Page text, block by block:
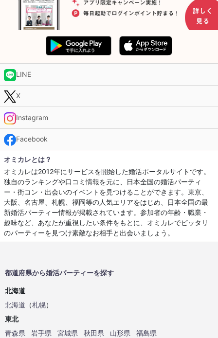
LINE
X
Instagram
Facebook
オミカレとは？
オミカレは2012年にサービスを開始した婚活ポータルサイトです。
独自のランキングや口コミ情報を元に、日本全国の婚活パーティ
ー・街コン・出会いのイベントを見つけることができます。東京、
大阪、名古屋、札幌、福岡等の人気エリアをはじめ、日本全国の最
新婚活パーティー情報が掲載されています。参加者の年齢・職業・
趣味など、あなたが重視したい条件をもとに、オミカレでピッタリ
のパーティーを見つけ素敵なお相手と出会いましょう。
都道府県から婚活パーティーを探す
北海道
北海道 （札幌）
東北
青森県
岩手県 宮城県 秋田県 山形県
福島県